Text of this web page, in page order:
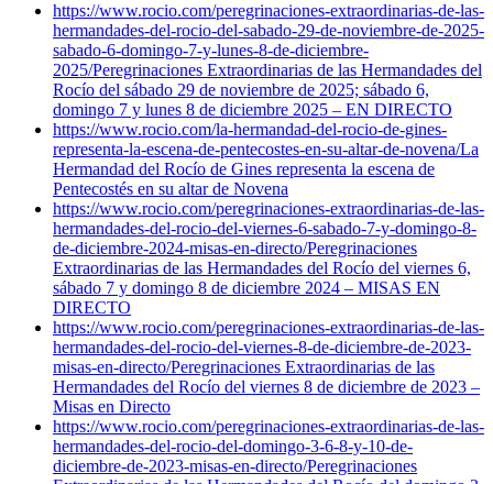
https://www.rocio.com/peregrinaciones-extraordinarias-de-las-
hermandades-del-rocio-del-sabado-29-de-noviembre-de-2025-
sabado-6-domingo-7-y-lunes-8-de-diciembre-
2025/Peregrinaciones Extraordinarias de las Hermandades del
Rocío del sábado 29 de noviembre de 2025; sábado 6,
domingo 7 y lunes 8 de diciembre 2025 – EN DIRECTO
https://www.rocio.com/la-hermandad-del-rocio-de-gines-
representa-la-escena-de-pentecostes-en-su-altar-de-novena/La
Hermandad del Rocío de Gines representa la escena de
Pentecostés en su altar de Novena
https://www.rocio.com/peregrinaciones-extraordinarias-de-las-
hermandades-del-rocio-del-viernes-6-sabado-7-y-domingo-8-
de-diciembre-2024-misas-en-directo/Peregrinaciones
Extraordinarias de las Hermandades del Rocío del viernes 6,
sábado 7 y domingo 8 de diciembre 2024 – MISAS EN
DIRECTO
https://www.rocio.com/peregrinaciones-extraordinarias-de-las-
hermandades-del-rocio-del-viernes-8-de-diciembre-de-2023-
misas-en-directo/Peregrinaciones Extraordinarias de las
Hermandades del Rocío del viernes 8 de diciembre de 2023 –
Misas en Directo
https://www.rocio.com/peregrinaciones-extraordinarias-de-las-
hermandades-del-rocio-del-domingo-3-6-8-y-10-de-
diciembre-de-2023-misas-en-directo/Peregrinaciones